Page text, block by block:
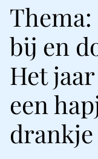
bij en
Het
een
drankje